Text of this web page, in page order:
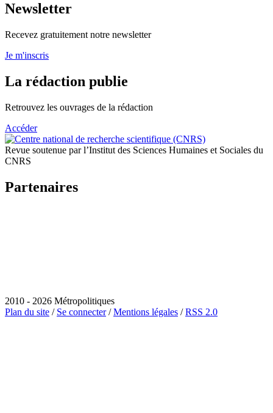
Newsletter
Recevez gratuitement notre newsletter
Je m'inscris
La rédaction publie
Retrouvez les ouvrages de la rédaction
Accéder
Revue soutenue par l’Institut des Sciences Humaines et Sociales du
CNRS
Partenaires
2010 - 2026 Métropolitiques
Plan du site / Se connecter/Mentions légales /RSS 2.0